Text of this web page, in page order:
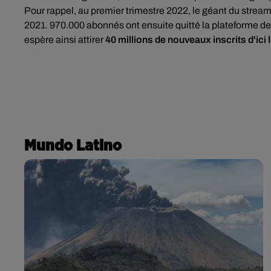
Pour rappel, au premier trimestre 2022, le géant du
2021. 970.000 abonnés ont ensuite quitté la plateforme
espère ainsi attirer40 millions de nouveaux inscrits d'ici
Mundo Latino